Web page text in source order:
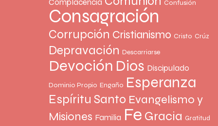
Complacencia Confusión
Consagración
Corrupción Cristianismo Cristo Crúz
Depravación Descarriarse
Devoción Dios Discipulado
Dominio Propio Engaño Esperanza
Espíritu Santo Evangelismo y
Misiones Familia Fe Gracia Gratitud